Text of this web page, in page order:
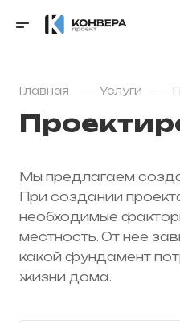
Главная — Услуги —
Мы предлагаем
При создании
необходимые
местность. От нее
какой фундамент
жизни дома.